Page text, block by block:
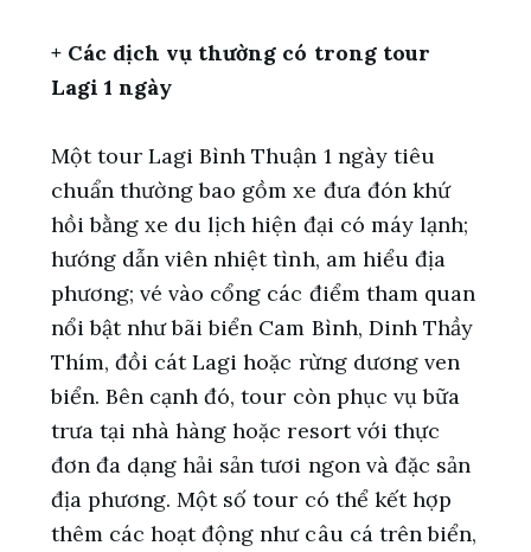
+ Các dịch vụ thường có trong tour
Lagi 1 ngày
Một tour Lagi Bình Thuận 1 ngày tiêu
chuẩn thường bao gồm xe đưa đón khứ
hồi bằng xe du lịch hiện đại có máy lạnh;
hướng dẫn viên nhiệt tình, am hiểu địa
phương; vé vào cổng các điểm tham quan
nổi bật như bãi biển Cam Bình, Dinh Thầy
Thím, đồi cát Lagi hoặc rừng dương ven
biển. Bên cạnh đó, tour còn phục vụ bữa
trưa tại nhà hàng hoặc resort với thực
đơn đa dạng hải sản tươi ngon và đặc sản
địa phương. Một số tour có thể kết hợp
thêm các hoạt động như câu cá trên biển,